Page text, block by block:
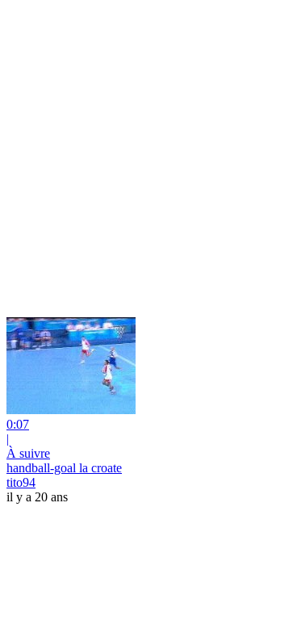
0:07
|
À suivre
handball-goal la croate
tito94
il y a 20 ans